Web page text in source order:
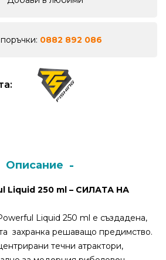
0882 892 086
Описание
Liquid 250 ml – СИЛАТА НА
Liquid 250 ml е създадена,
захранка решаващо предимство.
течни атрактори,